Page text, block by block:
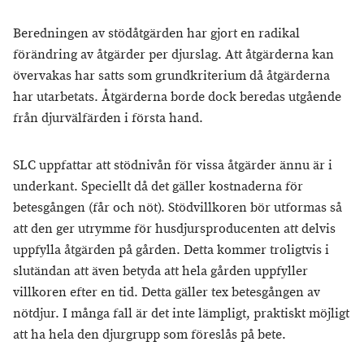
Beredningen av stödåtgärden har gjort en radikal
förändring av åtgärder per djurslag. Att åtgärderna kan
övervakas har satts som grundkriterium då åtgärderna
har utarbetats. Åtgärderna borde dock beredas utgående
från djurvälfärden i första hand.
SLC uppfattar att stödnivån för vissa åtgärder ännu är i
underkant. Speciellt då det gäller kostnaderna för
betesgången (får och nöt). Stödvillkoren bör utformas så
att den ger utrymme för husdjursproducenten att delvis
uppfylla åtgärden på gården. Detta kommer troligtvis i
slutändan att även betyda att hela gården uppfyller
villkoren efter en tid. Detta gäller tex betesgången av
nötdjur. I många fall är det inte lämpligt, praktiskt möjligt
att ha hela den djurgrupp som föreslås på bete.